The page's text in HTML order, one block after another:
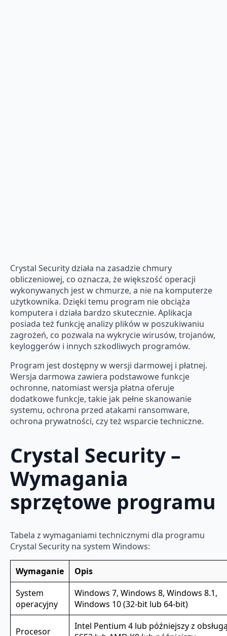
Crystal Security działa na zasadzie chmury
obliczeniowej, co oznacza, że większość operacji
wykonywanych jest w chmurze, a nie na komputerze
użytkownika. Dzięki temu program nie obciąża
komputera i działa bardzo skutecznie. Aplikacja
posiada też funkcję analizy plików w poszukiwaniu
zagrożeń, co pozwala na wykrycie wirusów, trojanów,
keyloggerów i innych szkodliwych programów.
Program jest dostępny w wersji darmowej i płatnej.
Wersja darmowa zawiera podstawowe funkcje
ochronne, natomiast wersja płatna oferuje
dodatkowe funkcje, takie jak pełne skanowanie
systemu, ochrona przed atakami ransomware,
ochrona prywatności, czy też wsparcie techniczne.
Crystal Security –
Wymagania
sprzętowe programu
Tabela z wymaganiami technicznymi dla programu
Crystal Security na system Windows:
Wymaganie
Opis
System
operacyjny
Windows 7, Windows 8, Windows 8.1,
Windows 10 (32-bit lub 64-bit)
Procesor
Intel Pentium 4 lub późniejszy z